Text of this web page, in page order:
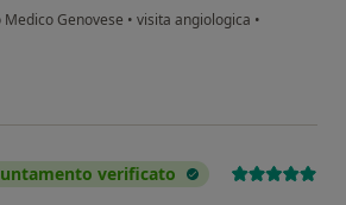
Medico Genovese • visita angiologica •
M.M.
verificato